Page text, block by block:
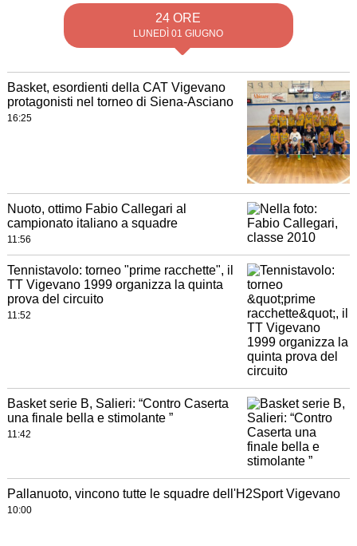
24 ORE
LUNEDÌ 01 GIUGNO
Basket, esordienti della CAT Vigevano
protagonisti nel torneo di Siena-Asciano
16:25
Nuoto, ottimo Fabio Callegari al
campionato italiano a squadre
11:56
Tennistavolo: torneo "prime racchette", il
TT Vigevano 1999 organizza la quinta
prova del circuito
11:52
Basket serie B, Salieri: “Contro Caserta
una finale bella e stimolante ”
11:42
Pallanuoto, vincono tutte le squadre dell'H2Sport Vigevano
10:00